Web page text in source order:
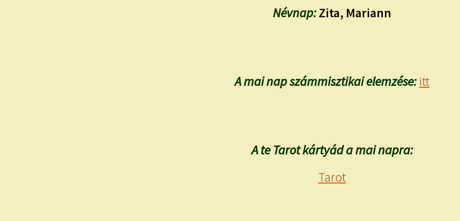
Névnap:Zita, Mariann
A mai nap számmisztikai elemzése: itt
A te Tarot kártyád a mai napra:
Tarot